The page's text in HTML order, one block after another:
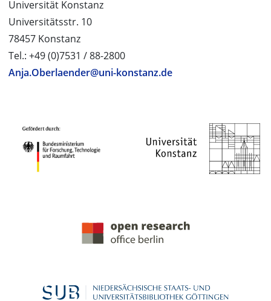
Universität Konstanz
Universitätsstr. 10
78457 Konstanz
Tel.: +49 (0)7531 / 88-2800
Anja.Oberlaender@uni-konstanz.de